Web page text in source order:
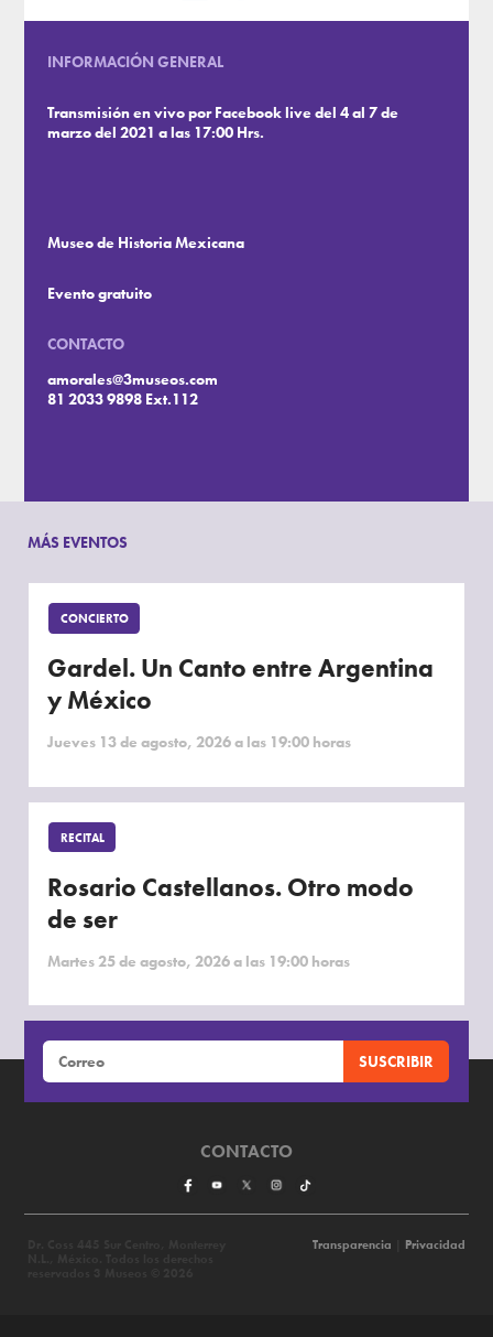
INFORMACIÓN GENERAL
Transmisión en vivo por Facebook live del 4 al 7 de
marzo del 2021 a las 17:00 Hrs.
Museo de Historia Mexicana
Evento gratuito
CONTACTO
amorales@3museos.com
81 2033 9898 Ext.112
MÁS EVENTOS
CONCIERTO
Gardel. Un Canto entre Argentina
y México
Jueves 13 de agosto, 2026 a las 19:00 horas
RECITAL
Rosario Castellanos. Otro modo
de ser
Martes 25 de agosto, 2026 a las 19:00 horas
CONTACTO
Transparencia Privacidad